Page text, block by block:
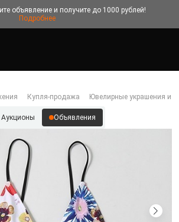
объявление и получите до 1000 рублей!
Подробнее
Купля-продажа Ювелирные украшения и
Аукционы Объявления